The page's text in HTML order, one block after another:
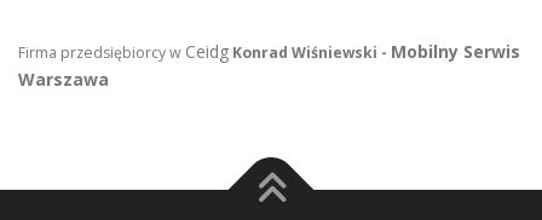
Firma przedsiębiorcy w Ceidg Konrad Wiśniewski - Mobilny Serwis
Warszawa